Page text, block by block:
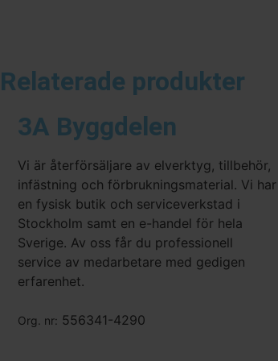
Relaterade produkter
3A Byggdelen
Vi är återförsäljare av elverktyg, tillbehör,
infästning och förbrukningsmaterial. Vi har
en fysisk butik och serviceverkstad i
Stockholm samt en e-handel för hela
Sverige. Av oss får du professionell
service av medarbetare med gedigen
erfarenhet.
Org. nr: 556341-4290